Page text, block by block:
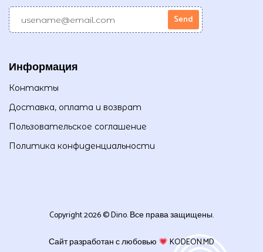
Информация
Контакты
Доставка, оплата и возврат
Пользовательское соглашение
Политика конфиденциальности
Copyright 2026 © Dino. Все права защищены.
Сайт разработан с любовью
KODEON.MD